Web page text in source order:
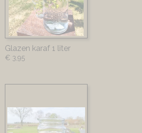
Glazen karaf 1 liter
€ 3,95